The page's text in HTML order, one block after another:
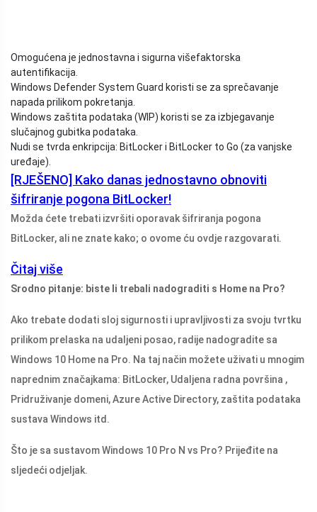
Omogućena je jednostavna i sigurna višefaktorska
autentifikacija.
Windows Defender System Guard koristi se za sprečavanje
napada prilikom pokretanja.
Windows zaštita podataka (WIP) koristi se za izbjegavanje
slučajnog gubitka podataka.
Nudi se tvrda enkripcija: BitLocker i BitLocker to Go (za vanjske
uređaje).
[RJEŠENO] Kako danas jednostavno obnoviti
šifriranje pogona BitLocker!
Možda ćete trebati izvršiti oporavak šifriranja pogona
BitLocker, ali ne znate kako; o ovome ću ovdje razgovarati.
Čitaj više
Srodno pitanje: biste li trebali nadograditi s Home na Pro?
Ako trebate dodati sloj sigurnosti i upravljivosti za svoju tvrtku
prilikom prelaska na udaljeni posao, radije nadogradite sa
Windows 10 Home na Pro. Na taj način možete uživati ​​u mnogim
naprednim značajkama: BitLocker, Udaljena radna površina ,
Pridruživanje domeni, Azure Active Directory, zaštita podataka
sustava Windows itd.
Što je sa sustavom Windows 10 Pro N vs Pro? Prijeđite na
sljedeći odjeljak.